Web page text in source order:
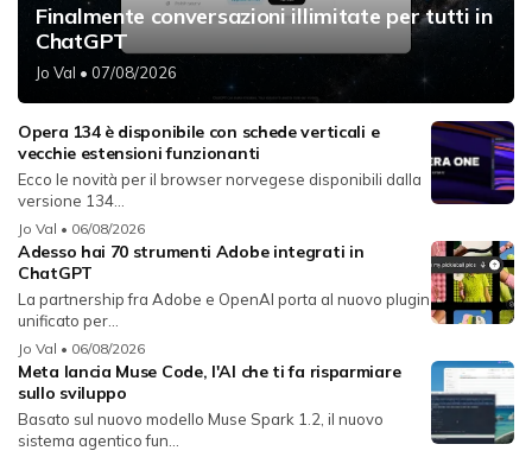
Finalmente conversazioni illimitate per tutti in
ChatGPT
Jo Val • 07/08/2026
Opera 134 è disponibile con schede verticali e
vecchie estensioni funzionanti
Ecco le novità per il browser norvegese disponibili dalla
versione 134...
Jo Val • 06/08/2026
Adesso hai 70 strumenti Adobe integrati in
ChatGPT
La partnership fra Adobe e OpenAI porta al nuovo plugin
unificato per...
Jo Val • 06/08/2026
Meta lancia Muse Code, l'AI che ti fa risparmiare
sullo sviluppo
Basato sul nuovo modello Muse Spark 1.2, il nuovo
sistema agentico fun...